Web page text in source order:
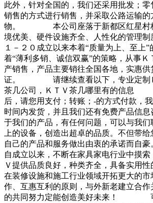
此外，针对全国的，我们还采用批发；
销售的方式进行销售，并采取公路运输的
物。 本公司座落于新都区红星村桂
境优美、硬件设施齐全、人性化的管理制
１－２０成立以来本着“质量为上、至上”
着“薄利多销、诚信双赢”的策略，从事Ｋ
产销售，产品主要销往全国各地，实惠供
证。 请继续查看以下，专业定制Ｋ
茶几公司，ＫＴＶ茶几哪里有的信
后，请您用支付；转账；-的方式付款，
时间内发货，并且我们还有免费产品信
于我们的产品，有任何问题，可以与我
上的设备，创造出超卓的品质。不但带
自己的产品和服务做出由衷的承诺
自成立以来，不断在家具家电行业中摸索
Ｖ提供品质良好，种类齐全，具备实用
在装修设施和施工行业领域开拓更大的
作、互惠互利的原则，与外新老建立合
的共同努力定能创造美好未来！ 可